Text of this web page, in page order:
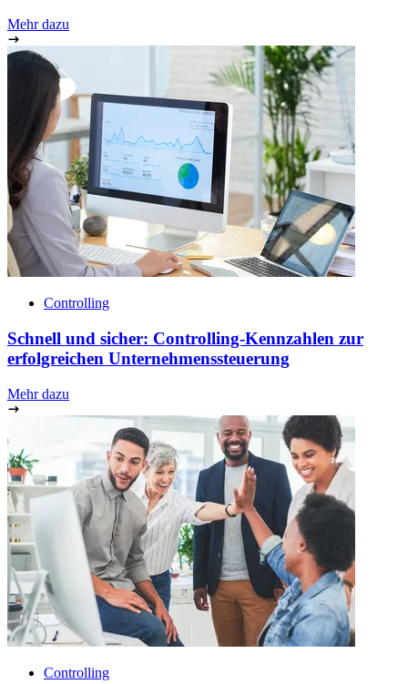
Mehr dazu
Controlling
Schnell und sicher: Controlling-Kennzahlen zur
erfolgreichen Unternehmenssteuerung
Mehr dazu
Controlling